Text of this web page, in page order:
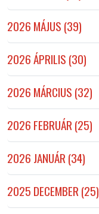
2026 MÁJUS (39)
2026 ÁPRILIS (30)
2026 MÁRCIUS (32)
2026 FEBRUÁR (25)
2026 JANUÁR (34)
2025 DECEMBER (25)